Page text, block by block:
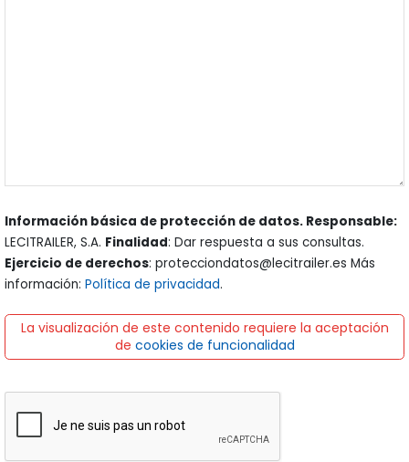
Información básica de protección de datos. Responsable:
LECITRAILER, S.A. Finalidad: Dar respuesta a sus consultas.
Ejercicio de derechos: protecciondatos@lecitrailer.es Más
información: Política de privacidad.
La visualización de este contenido requiere la aceptación
de cookies de funcionalidad